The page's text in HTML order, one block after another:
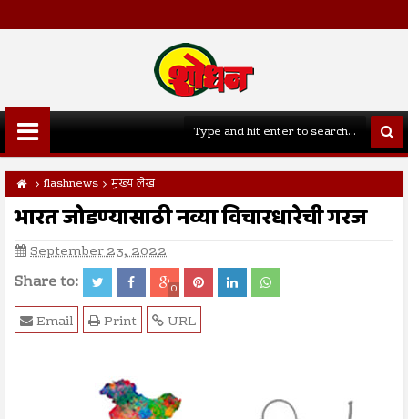
flashnews मुख्य लेख
भारत जोडण्यासाठी नव्या विचारधारेची गरज
September 23, 2022
Share to: 0
URL
Print
Email